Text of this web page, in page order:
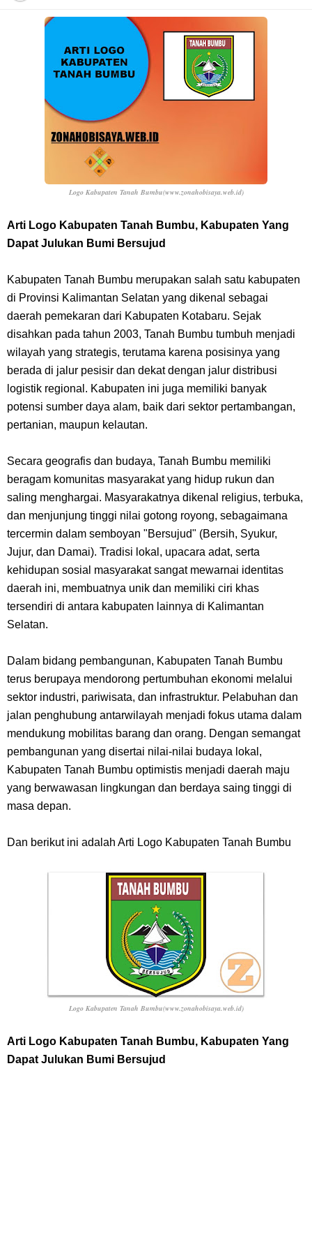
Arti Bendera Barbados, Negara Kepulauan Yang Terletak Di Kawasan
Karibia
Cara Daftar Danamon Mobile Banking, Mudah Banget Dan Lengkap
7 Fakta Elbaph One Piece, Menjadi Tempat Yang Sangat Ingin
Dikunjungi Usopp
7 Fakta Ivankov One Piece, Orang Yang Mampu Menipu Sensor
7 Klub Pertama Yang Menjuarai Liga Champions, Apa Klub Jagoan
Kamu Termasuk
Arti Bendera Palau, Negara Kepulauan Yang Berada Di Kawasan
Pasifik Barat
Cara Membuat Linktree Instagram, Sangat Mudah Untuk Kamu
Lakukan Sendiri
7 Fakta Gaban One Piece, Orang Yang Telah Memberikan Kunci Borgol
Milik Loki
Profil Slamet Rahardjo, Aktor Dengan Peran Penting Dalam Perfilman
Indonesia
Resep Roti Panggang, Sangat Mudah Untuk Menjadi Cemilan
Bersama Keluarga
Arti Bendera Seychelles, Negara Kepulauan Yang Terletak Di
Samudra Hindia
Cara Bayar Akulaku Lewat Gopay, Sangat Mudah Dan Tidak Ribet
Sama Sekali
7 Fakta Brook One Piece, Mantan Kapten Yang Poster Bountynya
Poster Konser
7 Kapal Pesiar Terberat Di Dunia, Simbol Ambisi Industri Pariwisata
Laut
Peradaban Kuno
Logo Kabupaten Tanah Bumbu(www.zonahobisaya.web.id)
Arti Logo Kabupaten Tanah Bumbu, Kabupaten Yang
Dapat Julukan Bumi Bersujud
Kabupaten Tanah Bumbu merupakan salah satu kabupaten
di Provinsi Kalimantan Selatan yang dikenal sebagai
daerah pemekaran dari Kabupaten Kotabaru. Sejak
disahkan pada tahun 2003, Tanah Bumbu tumbuh menjadi
wilayah yang strategis, terutama karena posisinya yang
berada di jalur pesisir dan dekat dengan jalur distribusi
logistik regional. Kabupaten ini juga memiliki banyak
potensi sumber daya alam, baik dari sektor pertambangan,
pertanian, maupun kelautan.
Secara geografis dan budaya, Tanah Bumbu memiliki
beragam komunitas masyarakat yang hidup rukun dan
saling menghargai. Masyarakatnya dikenal religius, terbuka,
dan menjunjung tinggi nilai gotong royong, sebagaimana
tercermin dalam semboyan "Bersujud" (Bersih, Syukur,
Jujur, dan Damai). Tradisi lokal, upacara adat, serta
kehidupan sosial masyarakat sangat mewarnai identitas
daerah ini, membuatnya unik dan memiliki ciri khas
tersendiri di antara kabupaten lainnya di Kalimantan
Selatan.
Dalam bidang pembangunan, Kabupaten Tanah Bumbu
terus berupaya mendorong pertumbuhan ekonomi melalui
sektor industri, pariwisata, dan infrastruktur. Pelabuhan dan
jalan penghubung antarwilayah menjadi fokus utama dalam
mendukung mobilitas barang dan orang. Dengan semangat
pembangunan yang disertai nilai-nilai budaya lokal,
Kabupaten Tanah Bumbu optimistis menjadi daerah maju
yang berwawasan lingkungan dan berdaya saing tinggi di
masa depan.
Dan berikut ini adalah Arti Logo Kabupaten Tanah Bumbu
Logo Kabupaten Tanah Bumbu(www.zonahobisaya.web.id)
Arti Logo Kabupaten Tanah Bumbu, Kabupaten Yang
Dapat Julukan Bumi Bersujud